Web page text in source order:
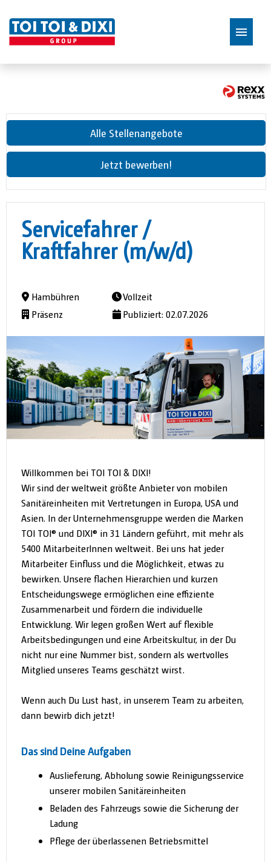
Alle Stellenangebote
Jetzt bewerben!
Servicefahrer /
Kraftfahrer (m/w/d)
Hambühren
Präsenz
Vollzeit
Publiziert: 02.07.2026
Willkommen bei TOI TOI & DIXI!
Wir sind der weltweit größte Anbieter von mobilen
Sanitäreinheiten mit Vertretungen in Europa, USA und
Asien. In der Unternehmensgruppe werden die Marken
TOI TOI® und DIXI® in 31 Ländern geführt, mit mehr als
5400 MitarbeiterInnen weltweit. Bei uns hat jeder
Mitarbeiter Einfluss und die Möglichkeit, etwas zu
bewirken. Unsere flachen Hierarchien und kurzen
Entscheidungswege ermöglichen eine effiziente
Zusammenarbeit und fördern die individuelle
Entwicklung. Wir legen großen Wert auf flexible
Arbeitsbedingungen und eine Arbeitskultur, in der Du
nicht nur eine Nummer bist, sondern als wertvolles
Mitglied unseres Teams geschätzt wirst.
Wenn auch Du Lust hast, in unserem Team zu arbeiten,
dann bewirb dich jetzt!
Das sind Deine Aufgaben
Auslieferung, Abholung sowie Reinigungsservice
unserer mobilen Sanitäreinheiten
Beladen des Fahrzeugs sowie die Sicherung der
Ladung
Pflege der überlassenen Betriebsmittel